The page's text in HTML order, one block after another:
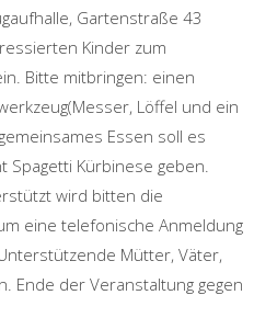
Gartenstraße 43
Kinder zum
Bitte mitbringen: einen
Löffel und ein
Essen soll es
Spagetti Kürbinese geben.
wird bitten die
eine telefonische Anmeldung
Mütter, Väter,
Ende der Veranstaltung gegen